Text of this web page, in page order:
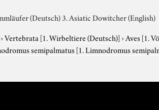
(Deutsch) 3. Asiatic Dowitcher (English)
›Vertebrata [1. Wirbeltiere (Deutsch)]›Aves [1.
semipalmatus [1. Limnodromus